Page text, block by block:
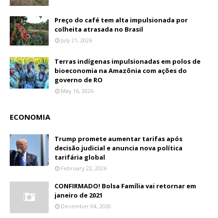
Preço do café tem alta impulsionada por
colheita atrasada no Brasil
July 21, 2026
Terras indígenas impulsionadas em polos de
bioeconomia na Amazônia com ações do
governo de RO
May 16, 2026
ECONOMIA
Trump promete aumentar tarifas após
decisão judicial e anuncia nova política
tarifária global
February 22, 2026
CONFIRMADO! Bolsa Família vai retornar em
janeiro de 2021
December 04, 2020